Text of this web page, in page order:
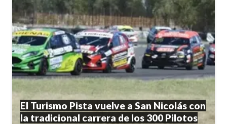
El Turismo Pista vuelve a San Nicolás con
la tradicional carrera de los 300 Pilotos